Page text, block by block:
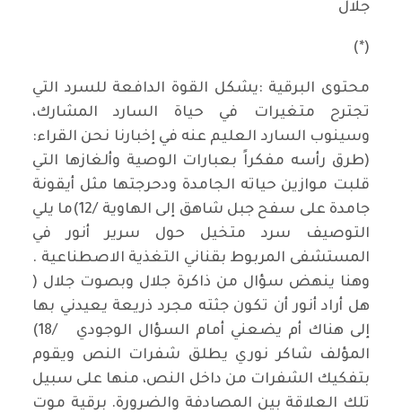
جلال
(*)
محتوى البرقية :يشكل القوة الدافعة للسرد التي
تجترح متغيرات في حياة السارد المشارك،
وسينوب السارد العليم عنه في إخبارنا نحن القراء:
(طرق رأسه مفكراً بعبارات الوصية وألغازها التي
قلبت موازين حياته الجامدة ودحرجتها مثل أيقونة
جامدة على سفح جبل شاهق إلى الهاوية /12)ما يلي
التوصيف سرد متخيل حول سرير أنور في
المستشفى المربوط بقناني التغذية الاصطناعية .
وهنا ينهض سؤال من ذاكرة جلال وبصوت جلال (
هل أراد أنور أن تكون جثته مجرد ذريعة يعيدني بها
إلى هناك أم يضعني أمام السؤال الوجودي /18)
المؤلف شاكر نوري يطلق شفرات النص ويقوم
بتفكيك الشفرات من داخل النص، منها على سبيل
تلك العلاقة بين المصادفة والضرورة. برقية موت